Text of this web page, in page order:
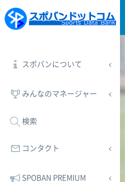
スポバンについて
みんなのマネージャー
検索
コンタクト
SPOBAN PREMIUM